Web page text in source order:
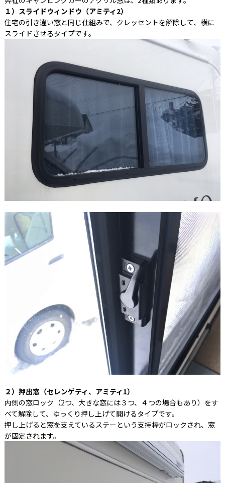
１）スライドウィンドウ（アミティ2）
住宅の引き違い窓と同じ仕組みで、クレッセントを解除して、横に
スライドさせるタイプです。
２）押出窓（セレンゲティ、アミティ1）
内側の窓ロック（2つ、大きな窓には３つ、４つの場合もあり）をす
べて解除して、ゆっくり押し上げて開けるタイプです。
押し上げると窓を支えているステーという支持棒がロックされ、窓
が固定されます。